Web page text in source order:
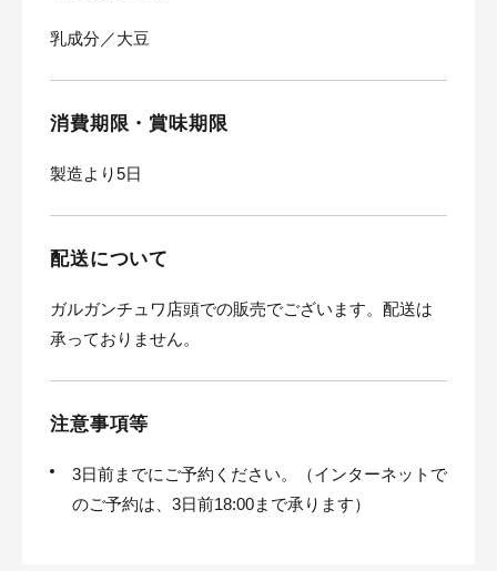
乳成分／大豆
消費期限・賞味期限
製造より5日
配送について
ガルガンチュワ店頭での販売でございます。配送は
承っておりません。
注意事項等
3日前までにご予約ください。（インターネットで
のご予約は、3日前18:00まで承ります）